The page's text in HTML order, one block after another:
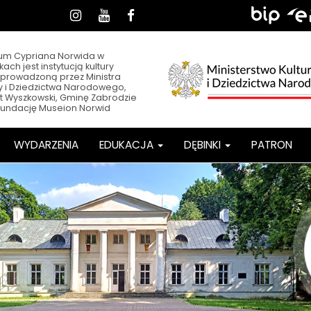
Instagram
YoutubeFacebook
BIP,
e-
PUAP
Biuletyn
Informacji
Cypriana Norwida w
jest instytucją kultury
przez Ministra
i Dziedzictwa Narodowego,
Wyszkowski, Gminę Zabrodzie
Museion Norwid
WYDARZENIA EDUKACJA DĘBINKI PATRON